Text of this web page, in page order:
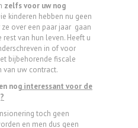
zelfs voor uw nog
kinderen hebben nu geen
over een paar jaar gaan
van hun leven. Heeft u
in of voor
bijbehorende fiscale
uw contract.
nog interessant voor de
toch geen
en men dus geen